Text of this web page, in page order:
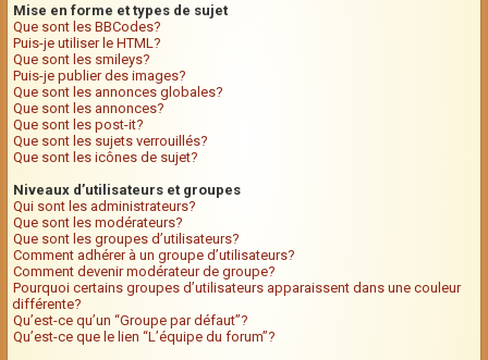
Mise en forme et types de sujet
Que sont les BBCodes?
Puis-je utiliser le HTML?
Que sont les smileys?
Puis-je publier des images?
Que sont les annonces globales?
Que sont les annonces?
Que sont les post-it?
Que sont les sujets verrouillés?
Que sont les icônes de sujet?
Niveaux d’utilisateurs et groupes
Qui sont les administrateurs?
Que sont les modérateurs?
Que sont les groupes d’utilisateurs?
Comment adhérer à un groupe d’utilisateurs?
Comment devenir modérateur de groupe?
Pourquoi certains groupes d’utilisateurs apparaissent dans une couleur
différente?
Qu’est-ce qu’un “Groupe par défaut”?
Qu’est-ce que le lien “L’équipe du forum”?